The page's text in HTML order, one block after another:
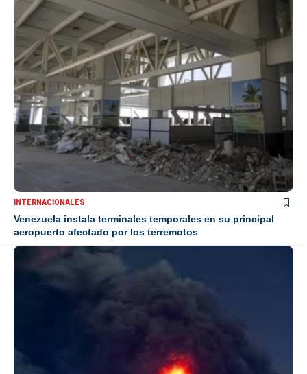
INTERNACIONALES
Venezuela instala terminales temporales en su principal
aeropuerto afectado por los terremotos